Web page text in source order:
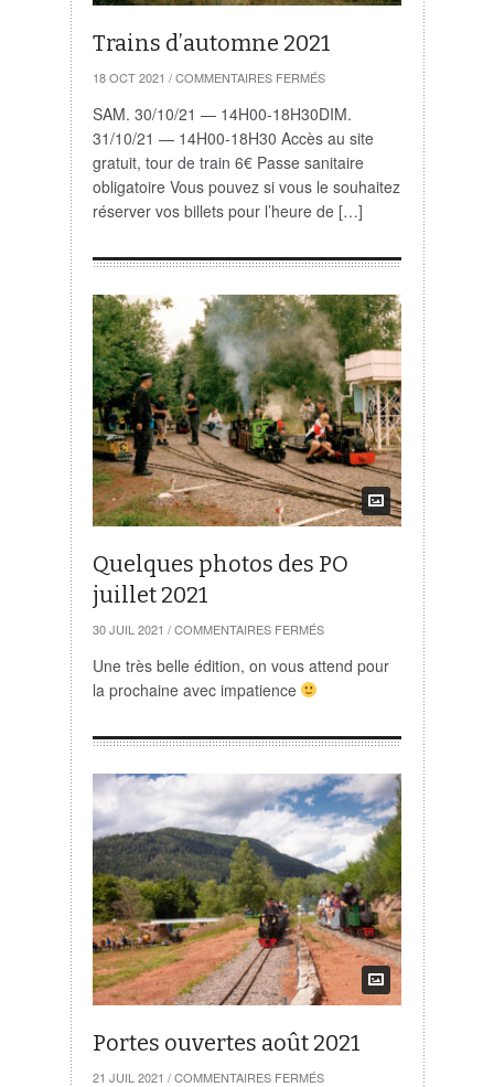
Trains d’automne 2021
18 OCT 2021 / COMMENTAIRES FERMÉSSUR
D’AUTOMNE
2021
SAM. 30/10/21 — 14H00-18H30DIM.
31/10/21 — 14H00-18H30 Accès au site
gratuit, tour de train 6€ Passe sanitaire
obligatoire Vous pouvez si vous le souhaitez
réserver vos billets pour l’heure de […]
Quelques photos des PO
juillet 2021
30 JUIL 2021 / COMMENTAIRES FERMÉSSUR
PHOTOS
DES
Une très belle édition, on vous attend pour
la prochaine avec impatience
Portes ouvertes août 2021
21 JUIL 2021 / COMMENTAIRES FERMÉSSUR